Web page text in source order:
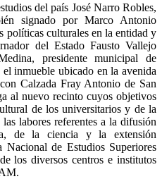
del país José Narro Robles,
signado por Marco Antonio
políticas culturales en la entidad y
del Estado Fausto Vallejo
presidente municipal de
inmueble ubicado en la avenida
Calzada Fray Antonio de San
al nuevo recinto cuyos objetivos
de los universitarios y de la
labores referentes a la difusión
de la ciencia y la extensión
de Estudios Superiores
los diversos centros e institutos